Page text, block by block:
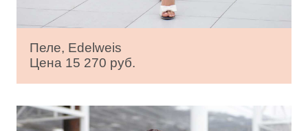
Пеле, Edelweis
Цена 15 270 руб.